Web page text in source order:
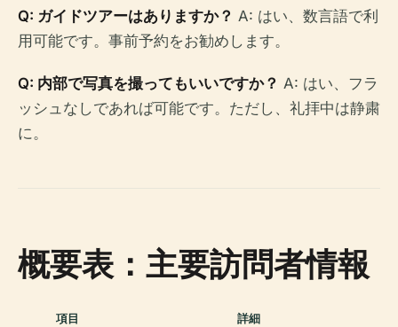
Q: ガイドツアーはありますか？ A: はい、数言語で利
用可能です。事前予約をお勧めします。
Q: 内部で写真を撮ってもいいですか？ A: はい、フラ
ッシュなしであれば可能です。ただし、礼拝中は静粛
に。
概要表：主要訪問者情報
項目 詳細